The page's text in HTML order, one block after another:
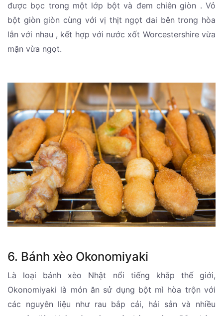
được bọc trong một lớp bột và đem chiên giòn . Vỏ
bột giòn giòn cùng với vị thịt ngọt dai bên trong hòa
lẫn với nhau , kết hợp với nước xốt Worcestershire vừa
mặn vừa ngọt.
6. Bánh xèo Okonomiyaki
Là loại bánh xèo Nhật nổi tiếng khắp thế giới,
Okonomiyaki là món ăn sử dụng bột mì hòa trộn với
các nguyên liệu như rau bắp cải, hải sản và nhiều